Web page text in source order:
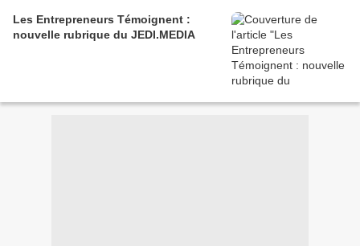
Les Entrepreneurs Témoignent :
nouvelle rubrique du JEDI.MEDIA